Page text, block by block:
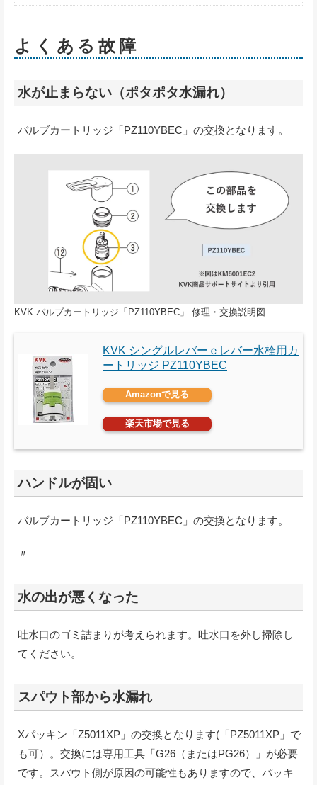
よくある故障
水が止まらない（ポタポタ水漏れ）
バルブカートリッジ「PZ110YBEC」の交換となります。
KVK バルブカートリッジ「PZ110YBEC」 修理・交換説明図
KVK シングルレバーｅレバー水栓用カ
ートリッジ PZ110YBEC
Amazonで見る
楽天市場で見る
ハンドルが固い
バルブカートリッジ「PZ110YBEC」の交換となります。
〃
水の出が悪くなった
吐水口のゴミ詰まりが考えられます。吐水口を外し掃除し
てください。
スパウト部から水漏れ
Xパッキン「Z5011XP」の交換となります(「PZ5011XP」で
も可）。交換には専用工具「G26（またはPG26）」が必要
です。スパウト側が原因の可能性もありますので、パッキ